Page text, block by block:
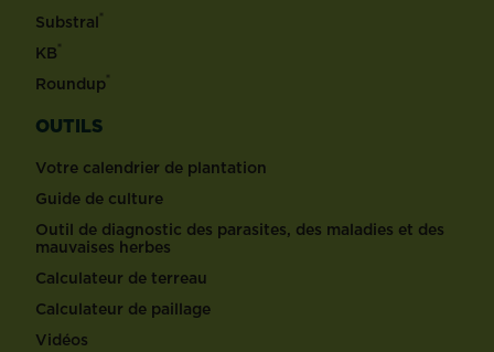
Substral®
KB®
Roundup®
OUTILS
Votre calendrier de plantation
Guide de culture
Outil de diagnostic des parasites, des maladies et des
mauvaises herbes
Calculateur de terreau
Calculateur de paillage
Vidéos